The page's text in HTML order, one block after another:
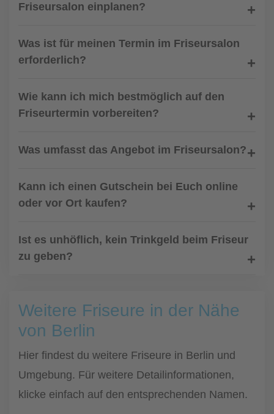
Friseursalon einplanen?
Was ist für meinen Termin im Friseursalon
erforderlich?
Wie kann ich mich bestmöglich auf den
Friseurtermin vorbereiten?
Was umfasst das Angebot im Friseursalon?
Kann ich einen Gutschein bei Euch online
oder vor Ort kaufen?
Ist es unhöflich, kein Trinkgeld beim Friseur
zu geben?
Weitere Friseure in der Nähe
von Berlin
Hier findest du weitere Friseure in Berlin und
Umgebung. Für weitere Detailinformationen,
klicke einfach auf den entsprechenden Namen.